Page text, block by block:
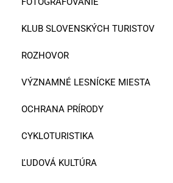
KLUB SLOVENSKÝCH TURISTOV
ROZHOVOR
VÝZNAMNÉ LESNÍCKE MIESTA
OCHRANA PRÍRODY
CYKLOTURISTIKA
ĽUDOVÁ KULTÚRA